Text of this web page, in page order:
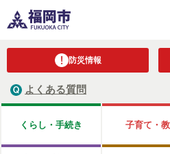
防災情報
よくある質問
くらし・手続き 子育て・